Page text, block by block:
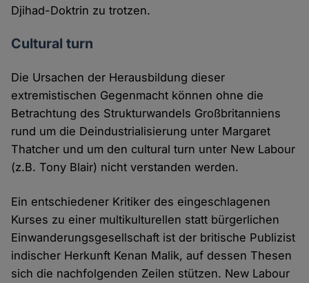
Djihad-Doktrin zu trotzen.
Cultural turn
Die Ursachen der Herausbildung dieser
extremistischen Gegenmacht können ohne die
Betrachtung des Strukturwandels Großbritanniens
rund um die Deindustrialisierung unter Margaret
Thatcher und um den cultural turn unter New Labour
(z.B. Tony Blair) nicht verstanden werden.
Ein entschiedener Kritiker des eingeschlagenen
Kurses zu einer multikulturellen statt bürgerlichen
Einwanderungsgesellschaft ist der britische Publizist
indischer Herkunft Kenan Malik, auf dessen Thesen
sich die nachfolgenden Zeilen stützen. New Labour